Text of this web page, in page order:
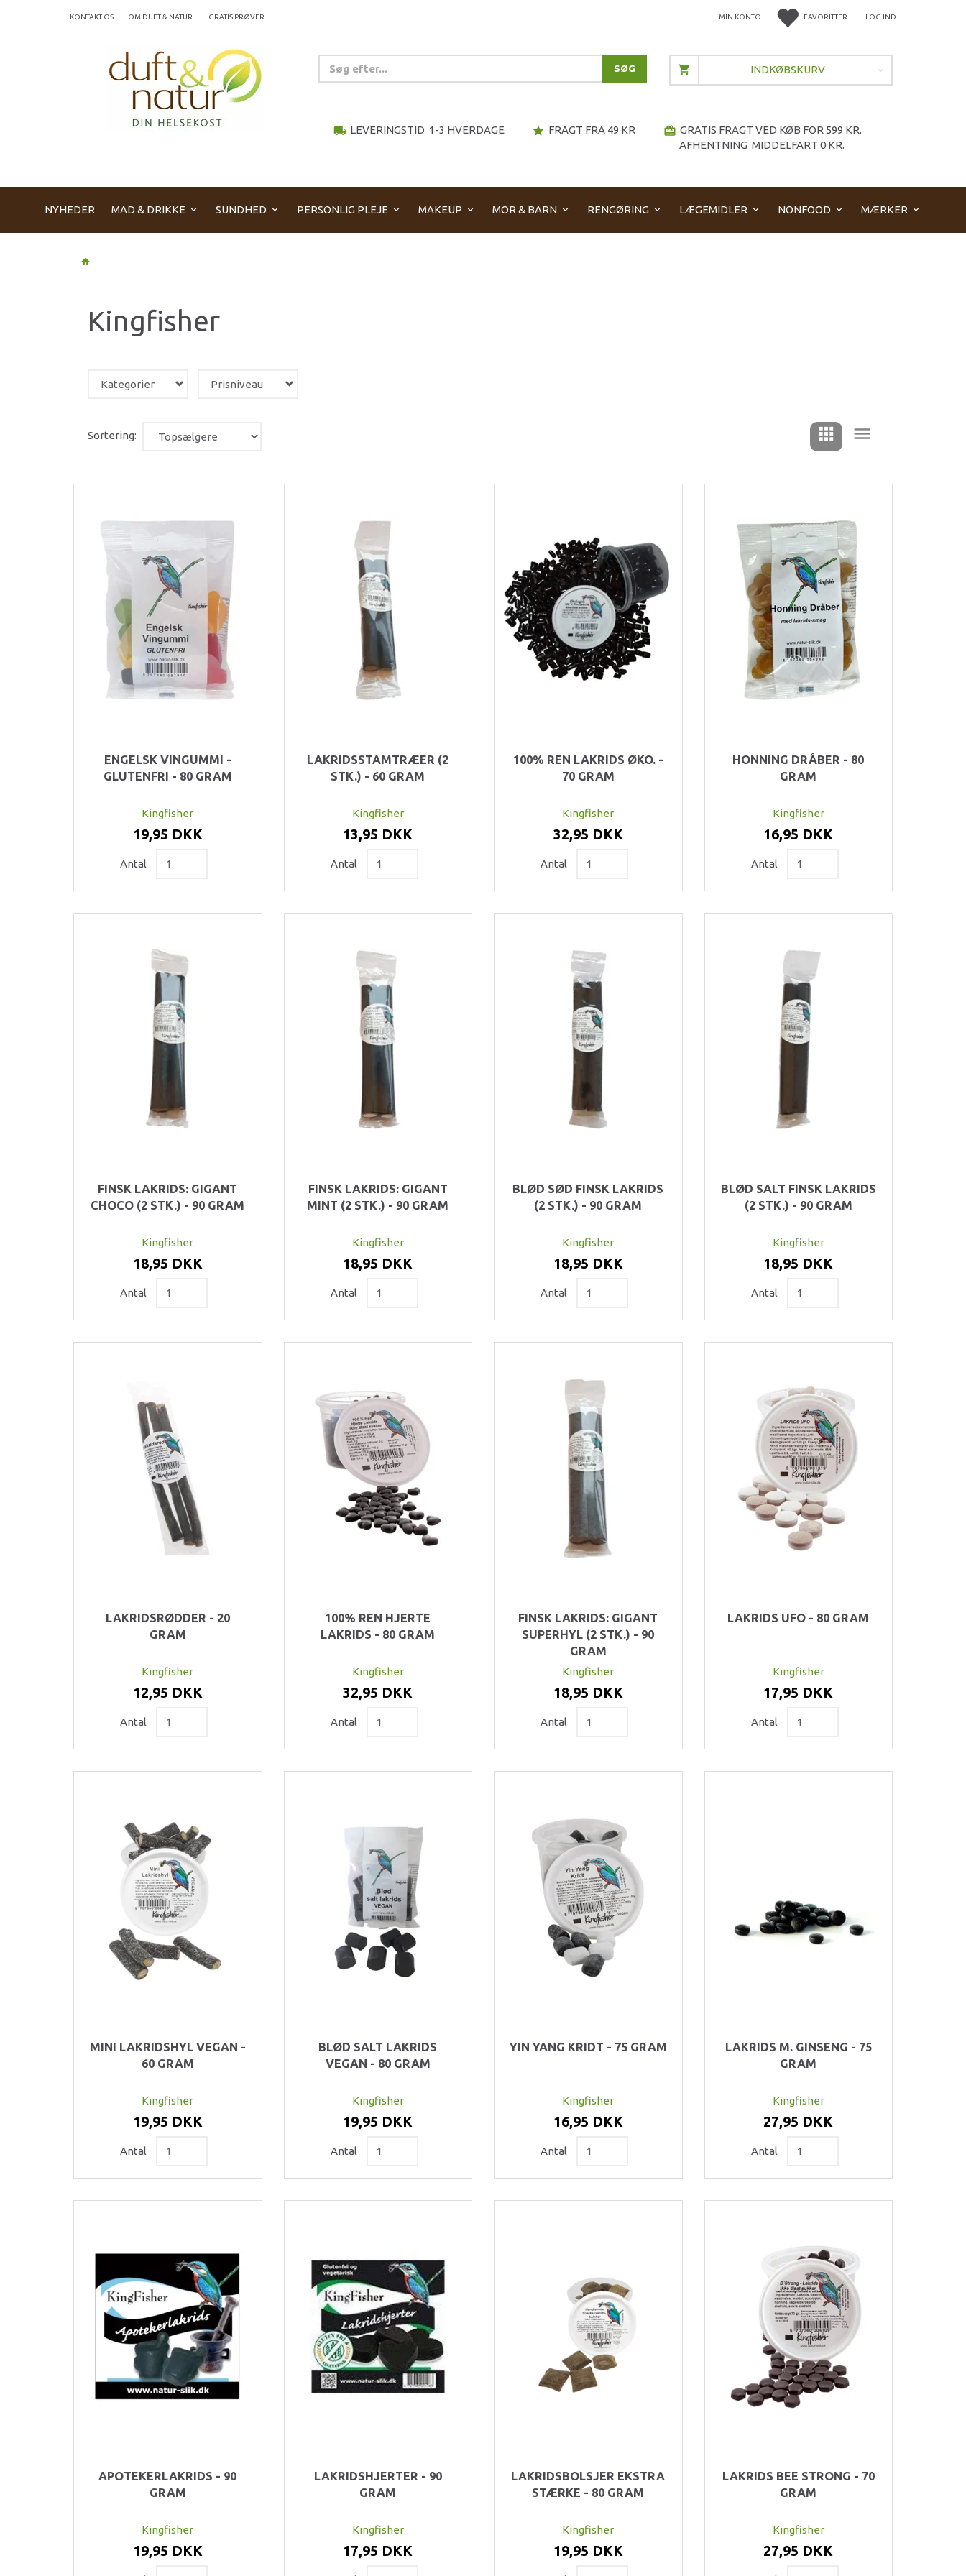
FAVORITTER LOG IND
MIN KONTO
KONTAKT OS OM DUFT & NATUR. GRATIS PRØVER
SØG
local_shipping LEVERINGSTID 1-3 HVERDAGE star FRAGT FRA 49 KR redeem GRATIS FRAGT VED KØB FOR 599 KR.
AFHENTNING MIDDELFART 0 KR.
INDKØBSKURV
NYHEDER MAD & DRIKKE SUNDHED PERSONLIG PLEJE MAKEUP MOR & BARN RENGØRING LÆGEMIDLER NONFOOD MÆRKER
Kingfisher
Kategorier Prisniveau
Sortering:
ENGELSK VINGUMMI -
GLUTENFRI - 80 GRAM
Kingfisher
19,95 DKK
Antal
LAKRIDSSTAMTRÆER (2
STK.) - 60 GRAM
Kingfisher
13,95 DKK
Antal
100% REN LAKRIDS ØKO. -
70 GRAM
Kingfisher
32,95 DKK
Antal
HONNING DRÅBER - 80
GRAM
Kingfisher
16,95 DKK
Antal
FINSK LAKRIDS: GIGANT
CHOCO (2 STK.) - 90 GRAM
Kingfisher
18,95 DKK
Antal
FINSK LAKRIDS: GIGANT
MINT (2 STK.) - 90 GRAM
Kingfisher
18,95 DKK
Antal
BLØD SØD FINSK LAKRIDS
(2 STK.) - 90 GRAM
Kingfisher
18,95 DKK
Antal
BLØD SALT FINSK LAKRIDS
(2 STK.) - 90 GRAM
Kingfisher
18,95 DKK
Antal
LAKRIDSRØDDER - 20
GRAM
Kingfisher
12,95 DKK
Antal
100% REN HJERTE
LAKRIDS - 80 GRAM
Kingfisher
32,95 DKK
Antal
FINSK LAKRIDS: GIGANT
SUPERHYL (2 STK.) - 90
GRAM
Kingfisher
18,95 DKK
Antal
LAKRIDS UFO - 80 GRAM
Kingfisher
17,95 DKK
Antal
MINI LAKRIDSHYL VEGAN -
60 GRAM
Kingfisher
19,95 DKK
Antal
BLØD SALT LAKRIDS
VEGAN - 80 GRAM
Kingfisher
19,95 DKK
Antal
YIN YANG KRIDT - 75 GRAM
Kingfisher
16,95 DKK
Antal
LAKRIDS M. GINSENG - 75
GRAM
Kingfisher
27,95 DKK
Antal
APOTEKERLAKRIDS - 90
GRAM
Kingfisher
19,95 DKK
LAKRIDSHJERTER - 90
GRAM
Kingfisher
17,95 DKK
LAKRIDSBOLSJER EKSTRA
STÆRKE - 80 GRAM
Kingfisher
19,95 DKK
LAKRIDS BEE STRONG - 70
GRAM
Kingfisher
27,95 DKK